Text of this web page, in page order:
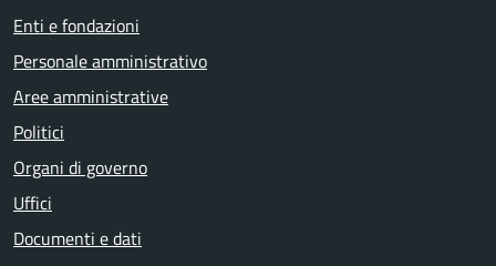
Enti e fondazioni
Personale amministrativo
Aree amministrative
Politici
Organi di governo
Uffici
Documenti e dati